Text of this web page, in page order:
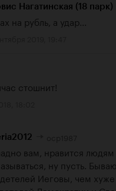
Нагатинская (18 парк)
на рубль, а удар...
стошнит!
вам, нравится
ну пусть.
Иеговы, чем хуже